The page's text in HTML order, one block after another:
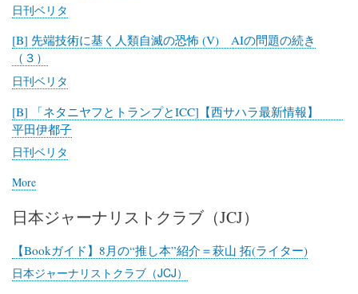
日刊ベリタ
[B] 先端技術に基く人類自滅の恐怖 (V) AIの問題の続き
（３）
日刊ベリタ
[B] 「ネタニヤフとトランプとICC]【西サハラ最新情報】
平田伊都子
日刊ベリタ
More
日
ベ
リ
タ
日本ジャーナリストクラブ（JCJ）
【Bookガイド】8月の“推し本”紹介＝萩山 拓(ライター)
日本ジャーナリストクラブ（JCJ）